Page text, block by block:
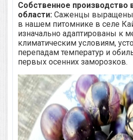
Собственное производство
области: Саженцы выращены
в нашем питомнике в селе
изначально адаптированы к
климатическим условиям,
перепадам температур и
первых осенних заморозков.